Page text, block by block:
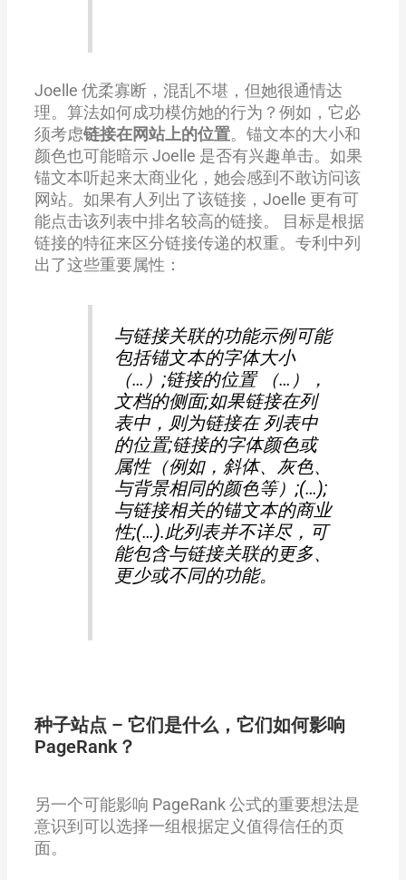
Joelle 优柔寡断，混乱不堪，但她很通情达
理。算法如何成功模仿她的行为？例如，它必
须考虑链接在网站上的位置。锚文本的大小和
颜色也可能暗示 Joelle 是否有兴趣单击。如果
锚文本听起来太商业化，她会感到不敢访问该
网站。如果有人列出了该链接，Joelle 更有可
能点击该列表中排名较高的链接。 目标是根据
链接的特征来区分链接传递的权重。专利中列
出了这些重要属性：
与链接关联的功能示例可能
包括锚文本的字体大小
（…）;链接的位置 （…），
文档的侧面;如果链接在列
表中，则为链接在 列表中
的位置;链接的字体颜色或
属性（例如，斜体、灰色、
与背景相同的颜色等）;(…);
与链接相关的锚文本的商业
性;(…).此列表并不详尽，可
能包含与链接关联的更多、
更少或不同的功能。
种子站点 – 它们是什么，它们如何影响
PageRank？
另一个可能影响 PageRank 公式的重要想法是
意识到可以选择一组根据定义值得信任的页
面。